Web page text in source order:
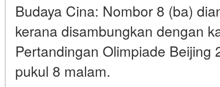
Budaya Cina: Nombor 8 (ba)
kerana disambungkan dengan
Pertandingan Olimpiade Beijing
pukul 8 malam.